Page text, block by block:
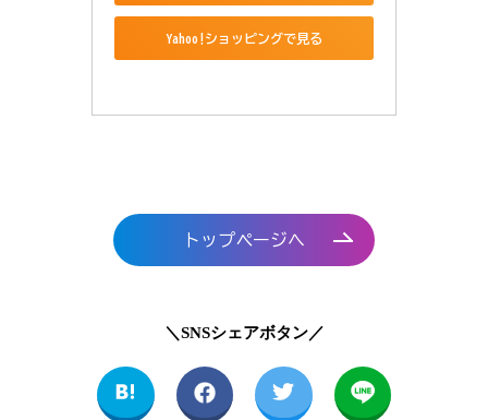
Yahoo!ショッピングで見る
トップページへ
＼SNSシェアボタン／